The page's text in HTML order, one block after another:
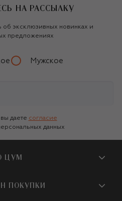
НА РАССЫЛКУ
об эксклюзивных новинках и
предложениях
Мужское
даете согласие
данных
ЦУМ
ПОКУПКИ